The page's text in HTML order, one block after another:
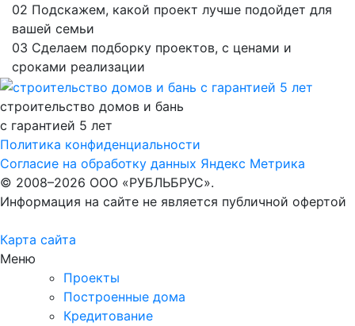
02 Подскажем, какой проект лучше подойдет для
вашей семьи
03 Сделаем подборку проектов, с ценами и
сроками реализации
строительство домов и бань
с гарантией 5 лет
Политика конфиденциальности
Согласие на обработку данных Яндекс Метрика
© 2008–2026 ООО «РУБЛЬБРУС».
Информация на сайте не является публичной офертой
Карта сайта
Меню
Проекты
Построенные дома
Кредитование